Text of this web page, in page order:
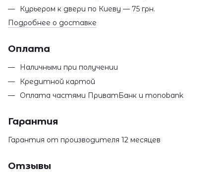
Курьером к двери по Киеву — 75 грн.
Подробнее о доставке
Оплата
Наличными при получении
Кредитной картой
Оплата частями ПриватБанк и monobank
Гарантия
Гарантия от производителя 12 месяцев
Отзывы